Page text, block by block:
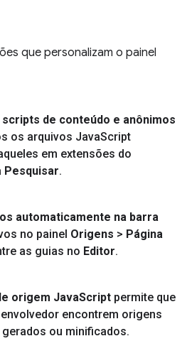
que personalizam o painel
scripts de conteúdo e anônimos
os arquivos JavaScript
em extensões do
Pesquisar.
automaticamente na barra
no painel Origens > Página
as guias no Editor.
origem JavaScript permite que
encontrem origens
ou minificados.